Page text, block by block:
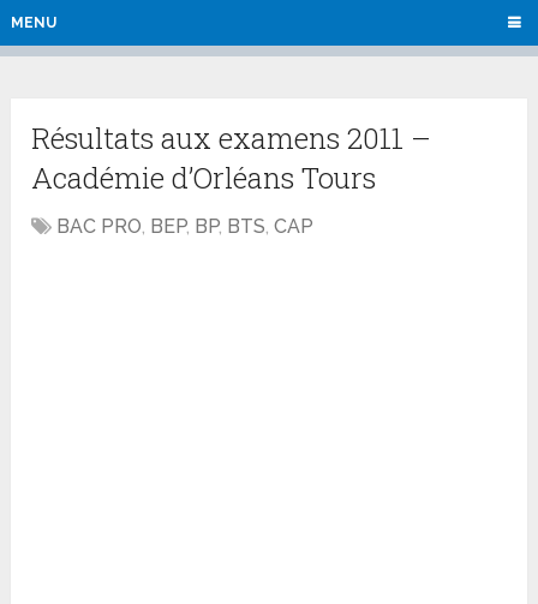
MENU
Résultats aux examens 2011 –
Académie d’Orléans Tours
BAC PRO, BEP, BP, BTS,CAP